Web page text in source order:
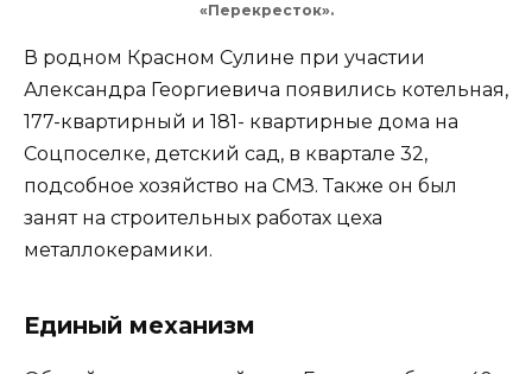
«Перекресток».
В родном Красном Сулине при участии
Александра Георгиевича появились котельная,
177-квартирный и 181- квартирные дома на
Соцпоселке, детский сад, в квартале 32,
подсобное хозяйство на СМЗ. Также он был
занят на строительных работах цеха
металлокерамики.
Единый механизм